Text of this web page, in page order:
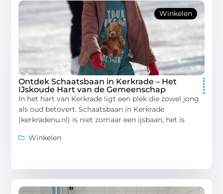
Winkelen
Ontdek Schaatsbaan in Kerkrade – Het
IJskoude Hart van de Gemeenschap
In het hart van Kerkrade ligt een plek die zowel jong
als oud betovert. Schaatsbaan in Kerkrade
(kerkradenu.nl) is niet zomaar een ijsbaan; het is
Winkelen